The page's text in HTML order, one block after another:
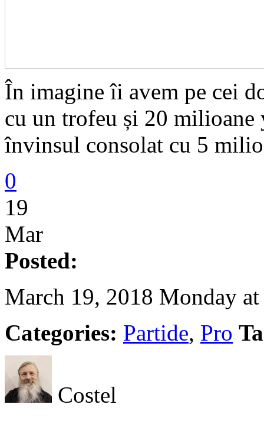
În imagine îi avem pe cei
cu un trofeu și 20
învinsul consolat cu 5
0
19
Mar
Posted:
March 19, 2018 Monday
Categories: Partide, Pro
Costel